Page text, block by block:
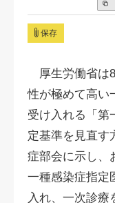
保存
厚生労働省は
性が極めて高い
受け入れる「第
定基準を見直す
症部会に示し、
一種感染症指定
入れ、一次診療